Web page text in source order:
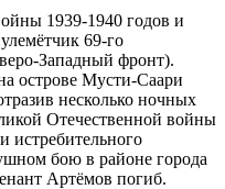
1939-1940 годов и
69-го
Западный фронт).
острове Мусти-Саари
несколько ночных
Отечественной войны
истребительного
бою в районе города
Артёмов погиб.